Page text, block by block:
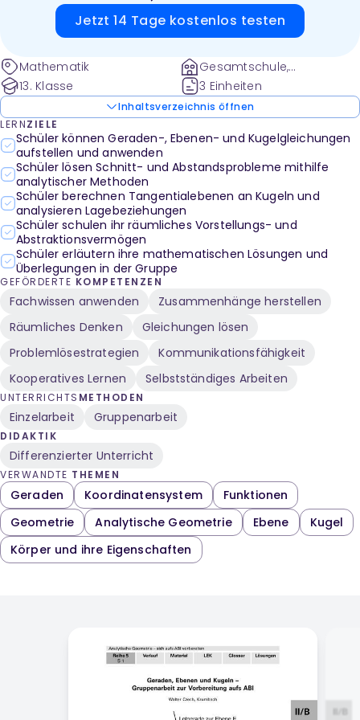
Lernunterstützung und eine abschließende
Lernerfolgskontrolle mit vollständigen Lösungen.
Jetzt 14 Tage kostenlos testen
Mathematik
13. Klasse
Gesamtschule,
Gymnasium
3 Einheiten
Inhaltsverzeichnis öffnen
LERNZIELE
Schüler können Geraden-, Ebenen- und Kugelgleichungen
aufstellen und anwenden
Schüler lösen Schnitt- und Abstandsprobleme mithilfe
analytischer Methoden
Schüler berechnen Tangentialebenen an Kugeln und
analysieren Lagebeziehungen
Schüler schulen ihr räumliches Vorstellungs- und
Abstraktionsvermögen
Schüler erläutern ihre mathematischen Lösungen und
Überlegungen in der Gruppe
GEFÖRDERTE KOMPETENZEN
Fachwissen anwenden
Zusammenhänge herstellen
Räumliches Denken
Gleichungen lösen
Problemlösestrategien
Kommunikationsfähigkeit
Kooperatives Lernen
Selbstständiges Arbeiten
UNTERRICHTS METHODEN
Einzelarbeit Gruppenarbeit
DIDAKTIK
Differenzierter Unterricht
VERWANDTE THEMEN
Geraden Koordinatensystem
Funktionen
Geometrie
Analytische Geometrie Ebene
Kugel
Körper und ihre Eigenschaften